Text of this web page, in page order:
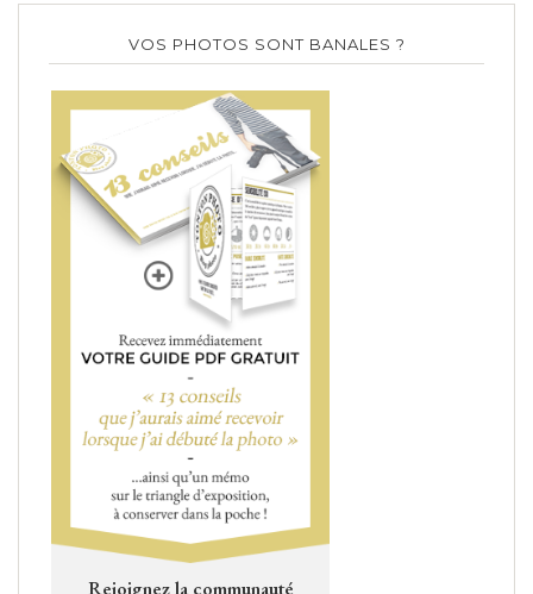
VOS PHOTOS SONT BANALES ?
Rejoignez la communauté